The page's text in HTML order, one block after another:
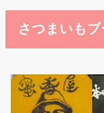
さつまいも